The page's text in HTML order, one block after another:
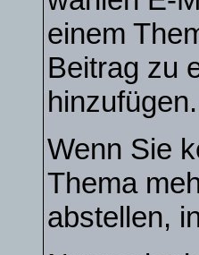
einem
Beitrag zu
hinzufügen.
Wenn Sie
Thema
abstellen,